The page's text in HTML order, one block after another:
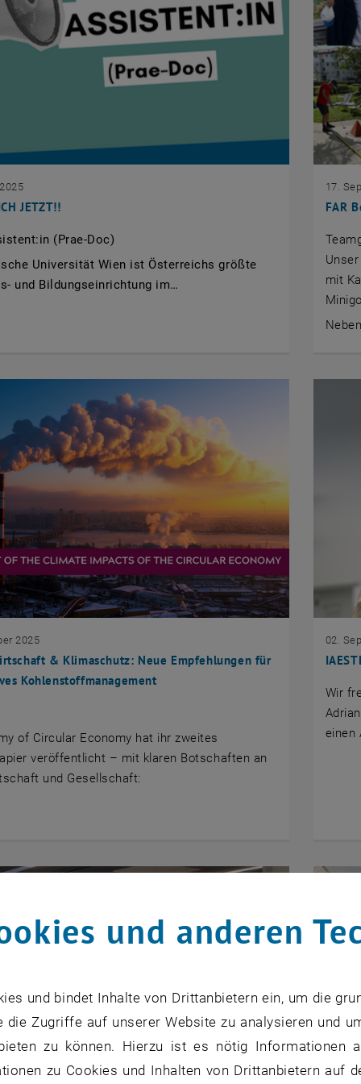
JETZT!!
(Prae-Doc)
Universität Wien ist Österreichs größte
und Bildungseinrichtung im…
FAR
17.
mit
& Klimaschutz: Neue Empfehlungen für
Kohlenstoffmanagement
2025
of Circular Economy hat ihr zweites
veröffentlicht – mit klaren Botschaften an
und Gesellschaft:
02.
Wir
einen
und anderen
und bindet Inhalte von Drittanbietern ein, um die
die Zugriffe auf unserer Website zu analysieren und
zu können. Hierzu ist es nötig Informationen
zu Cookies und Inhalten von Drittanbietern auf